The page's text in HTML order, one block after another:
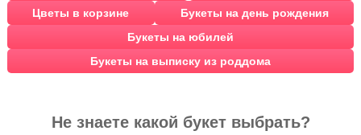
Цветы в корзине
Букеты на день рождения
Букеты на юбилей
Букеты на выписку из роддома
Не знаете какой букет выбрать?